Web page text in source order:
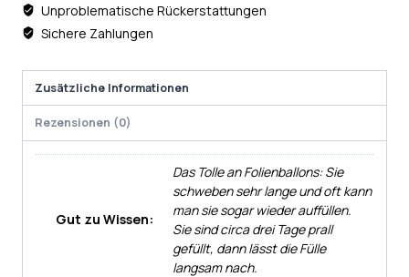
Unproblematische Rückerstattungen
Sichere Zahlungen
Zusätzliche Informationen
Rezensionen (0)
Gut zu Wissen:
Das Tolle an Folienballons: Sie
schweben sehr lange und oft kann
man sie sogar wieder auffüllen.
Sie sind circa drei Tage prall
gefüllt, dann lässt die Fülle
langsam nach.